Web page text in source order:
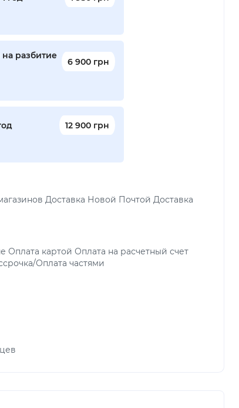
разбитие
6 900 грн
12 900 грн
Доставка Новой Почтой Доставка
Оплата картой Оплата на расчетный счет
Оплата частями